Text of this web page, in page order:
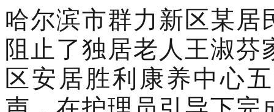
哈尔滨市群力新区某居
阻止了独居老人王淑
区安居胜利康养中心